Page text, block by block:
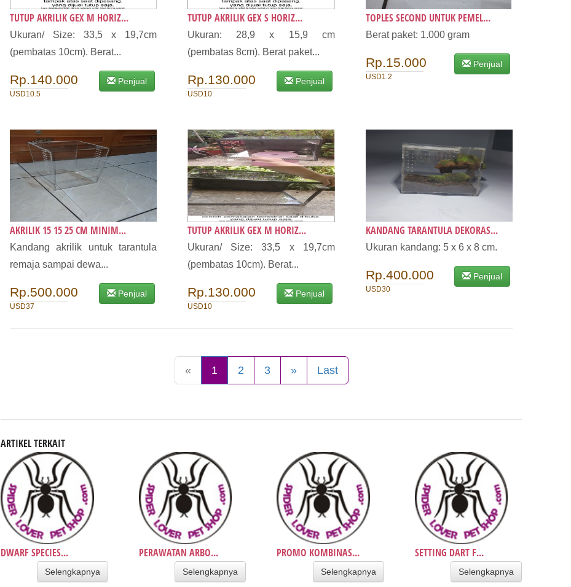
TUTUP AKRILIK GEX M HORIZ...
Ukuran/ Size: 33,5 x 19,7cm
(pembatas 10cm). Berat...
Rp.140.000
USD10.5
Penjual
TUTUP AKRILIK GEX S HORIZ...
Ukuran: 28,9 x 15,9 cm
(pembatas 8cm). Berat paket...
Rp.130.000
USD10
Penjual
TOPLES SECOND UNTUK PEMEL...
Berat paket: 1.000 gram
Rp.15.000
USD1.2
Penjual
AKRILIK 15 15 25 CM MINIM...
Kandang akrilik untuk tarantula
remaja sampai dewa...
Rp.500.000
USD37
Penjual
TUTUP AKRILIK GEX M HORIZ...
Ukuran/ Size: 33,5 x 19,7cm
(pembatas 10cm). Berat...
Rp.130.000
USD10
Penjual
KANDANG TARANTULA DEKORAS...
Ukuran kandang: 5 x 6 x 8 cm.
Rp.400.000
USD30
Penjual
« 1 2 3 » Last
ARTIKEL TERKAIT
DWARF SPECIES...
Selengkapnya
PERAWATAN ARBO...
Selengkapnya
PROMO KOMBINAS...
Selengkapnya
SETTING DART F...
Selengkapnya